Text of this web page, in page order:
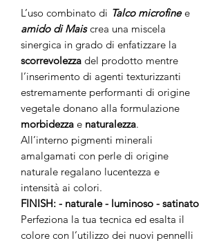
L’uso combinato di Talco microfine e
amido di Maiscrea una miscela
sinergica in grado di enfatizzare la
scorrevolezza del prodotto mentre
l’inserimento di agenti texturizzanti
estremamente performanti di origine
vegetale donano alla formulazione
morbidezza e naturalezza.
All’interno pigmenti minerali
amalgamati con perle di origine
naturale regalano lucentezza e
intensità ai colori.
FINISH: - naturale - luminoso - satinato
Perfeziona la tua tecnica ed esalta il
colore con l’utilizzo dei nuovi pennelli